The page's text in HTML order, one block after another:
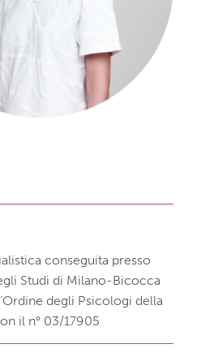
conseguita presso
Studi di Milano-Bicocca
degli Psicologi della
il n° 03/17905